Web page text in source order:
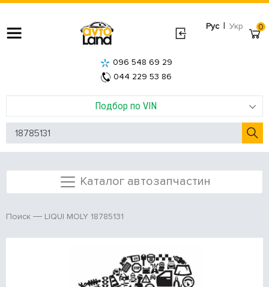
Рус | Укр
Подбор по VIN
096 548 69 29
044 229 53 86
0
Каталог автозапчастин
Поиск LIQUI MOLY 18785131